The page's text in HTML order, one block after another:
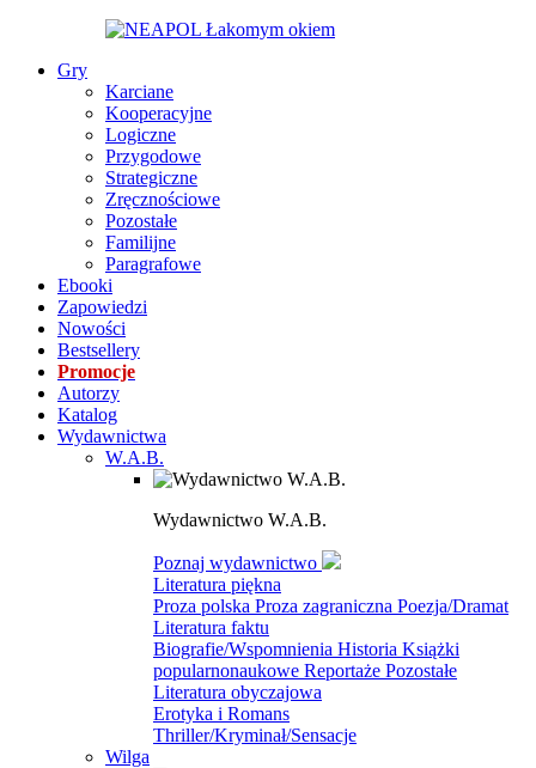
Gry
Karciane
Kooperacyjne
Logiczne
Przygodowe
Strategiczne
Zręcznościowe
Pozostałe
Familijne
Paragrafowe
Ebooki
Zapowiedzi
Nowości
Bestsellery
Promocje
Autorzy
Katalog
Wydawnictwa
W.A.B.
Wydawnictwo W.A.B.
Poznaj wydawnictwo
Literatura piękna
Proza polska Proza zagraniczna Poezja/Dramat
Literatura faktu
Biografie/Wspomnienia Historia Książki
popularnonaukowe Reportaże Pozostałe
Literatura obyczajowa
Erotyka i Romans
Thriller/Kryminał/Sensacje
Wilga